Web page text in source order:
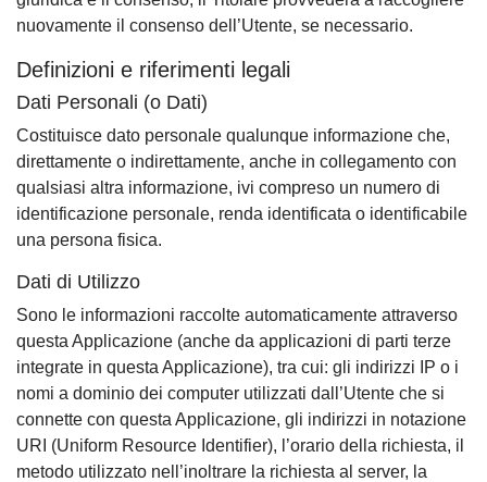
nuovamente il consenso dell’Utente, se necessario.
Definizioni e riferimenti legali
Dati Personali (o Dati)
Costituisce dato personale qualunque informazione che,
direttamente o indirettamente, anche in collegamento con
qualsiasi altra informazione, ivi compreso un numero di
identificazione personale, renda identificata o identificabile
una persona fisica.
Dati di Utilizzo
Sono le informazioni raccolte automaticamente attraverso
questa Applicazione (anche da applicazioni di parti terze
integrate in questa Applicazione), tra cui: gli indirizzi IP o i
nomi a dominio dei computer utilizzati dall’Utente che si
connette con questa Applicazione, gli indirizzi in notazione
URI (Uniform Resource Identifier), l’orario della richiesta, il
metodo utilizzato nell’inoltrare la richiesta al server, la